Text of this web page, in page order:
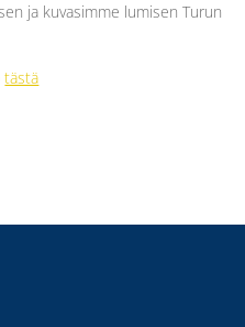
ja kuvasimme lumisen Turun
tästä